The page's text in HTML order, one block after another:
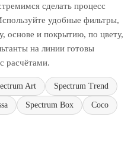
сделать процесс
удобные фильтры,
основе и покрытию, по цвету,
на линии готовы
расчётами.
Art Spectrum Trend
Spectrum Box Coco